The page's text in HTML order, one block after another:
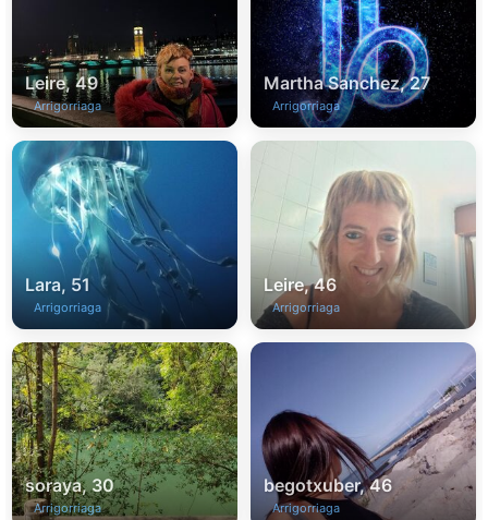
Leire, 49
Arrigorriaga
Martha Sanchez, 27
Arrigorriaga
Lara, 51
Arrigorriaga
Leire, 46
Arrigorriaga
soraya, 30
Arrigorriaga
begotxuber, 46
Arrigorriaga